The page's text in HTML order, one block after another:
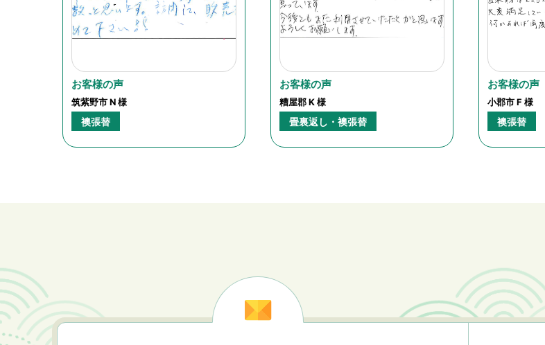
お客様の声
筑紫野市 N 様
襖張替
お客様の声
糟屋郡 K 様
畳裏返し・襖張替
お客様の声
小郡市 F 様
襖張替